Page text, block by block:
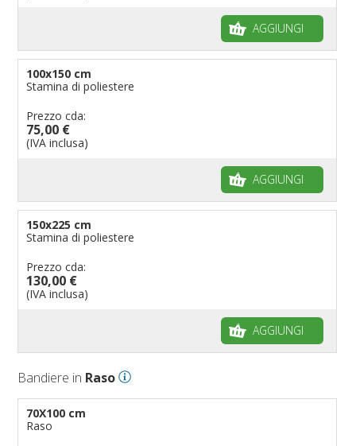
AGGIUNGI
100x150 cm
Stamina di poliestere
Prezzo cda:
75,00 €
(IVA inclusa)
AGGIUNGI
150x225 cm
Stamina di poliestere
Prezzo cda:
130,00 €
(IVA inclusa)
AGGIUNGI
Bandiere in Raso
70X100 cm
Raso